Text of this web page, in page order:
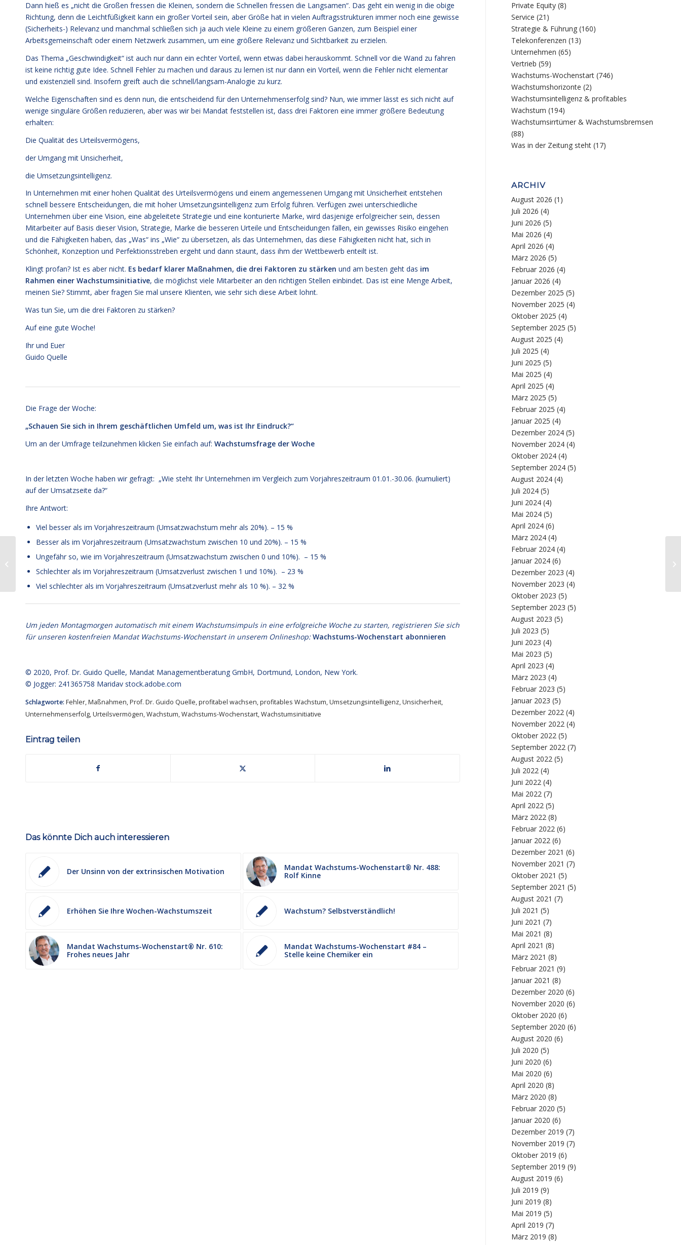
Dann hieß es „nicht die Großen fressen die Kleinen, sondern die Schnellen fressen die Langsamen“. Das geht ein wenig in die obige
Richtung, denn die Leichtfüßigkeit kann ein großer Vorteil sein, aber Größe hat in vielen Auftragsstrukturen immer noch eine gewisse
(Sicherheits-) Relevanz und manchmal schließen sich ja auch viele Kleine zu einem größeren Ganzen, zum Beispiel einer
Arbeitsgemeinschaft oder einem Netzwerk zusammen, um eine größere Relevanz und Sichtbarkeit zu erzielen.
Das Thema „Geschwindigkeit“ ist auch nur dann ein echter Vorteil, wenn etwas dabei herauskommt. Schnell vor die Wand zu fahren
ist keine richtig gute Idee. Schnell Fehler zu machen und daraus zu lernen ist nur dann ein Vorteil, wenn die Fehler nicht elementar
und existenziell sind. Insofern greift auch die schnell/langsam-Analogie zu kurz.
Welche Eigenschaften sind es denn nun, die entscheidend für den Unternehmenserfolg sind? Nun, wie immer lässt es sich nicht auf
wenige singuläre Größen reduzieren, aber was wir bei Mandat feststellen ist, dass drei Faktoren eine immer größere Bedeutung
erhalten:
Die Qualität des Urteilsvermögens,
der Umgang mit Unsicherheit,
die Umsetzungsintelligenz.
In Unternehmen mit einer hohen Qualität des Urteilsvermögens und einem angemessenen Umgang mit Unsicherheit entstehen
schnell bessere Entscheidungen, die mit hoher Umsetzungsintelligenz zum Erfolg führen. Verfügen zwei unterschiedliche
Unternehmen über eine Vision, eine abgeleitete Strategie und eine konturierte Marke, wird dasjenige erfolgreicher sein, dessen
Mitarbeiter auf Basis dieser Vision, Strategie, Marke die besseren Urteile und Entscheidungen fällen, ein gewisses Risiko eingehen
und die Fähigkeiten haben, das „Was“ ins „Wie“ zu übersetzen, als das Unternehmen, das diese Fähigkeiten nicht hat, sich in
Schönheit, Konzeption und Perfektionsstreben ergeht und dann staunt, dass ihm der Wettbewerb enteilt ist.
Klingt profan? Ist es aber nicht. Es bedarf klarer Maßnahmen, die drei Faktoren zu stärken und am besten geht das im
Rahmen einer Wachstumsinitiative, die möglichst viele Mitarbeiter an den richtigen Stellen einbindet. Das ist eine Menge Arbeit,
meinen Sie? Stimmt, aber fragen Sie mal unsere Klienten, wie sehr sich diese Arbeit lohnt.
Was tun Sie, um die drei Faktoren zu stärken?
Auf eine gute Woche!
Ihr und Euer
Guido Quelle
Die Frage der Woche:
„Schauen Sie sich in Ihrem geschäftlichen Umfeld um, was ist Ihr Eindruck?“
Um an der Umfrage teilzunehmen klicken Sie einfach auf: Wachstumsfrage der Woche
In der letzten Woche haben wir gefragt: „Wie steht Ihr Unternehmen im Vergleich zum Vorjahreszeitraum 01.01.-30.06. (kumuliert)
auf der Umsatzseite da?“
Ihre Antwort:
Viel besser als im Vorjahreszeitraum (Umsatzwachstum mehr als 20%). – 15 %
Besser als im Vorjahreszeitraum (Umsatzwachstum zwischen 10 und 20%). – 15 %
Ungefähr so, wie im Vorjahreszeitraum (Umsatzwachstum zwischen 0 und 10%). – 15 %
Schlechter als im Vorjahreszeitraum (Umsatzverlust zwischen 1 und 10%). – 23 %
Viel schlechter als im Vorjahreszeitraum (Umsatzverlust mehr als 10 %). – 32 %
Um jeden Montagmorgen automatisch mit einem Wachstumsimpuls in eine erfolgreiche Woche zu starten, registrieren Sie sich
für unseren kostenfreien Mandat Wachstums-Wochenstart in unserem Onlineshop:Wachstums-Wochenstart abonnieren
© 2020, Prof. Dr. Guido Quelle, Mandat Managementberatung GmbH, Dortmund, London, New York.
© Jogger: 241365758 Maridav stock.adobe.com
Schlagworte: Fehler,Maßnahmen,Prof. Dr. Guido Quelle,profitabel wachsen,profitables Wachstum,Umsetzungsintelligenz,Unsicherheit,
Unternehmenserfolg,Urteilsvermögen,Wachstum,Wachstums-Wochenstart,Wachstumsinitiative
Eintrag teilen
Das könnte Dich auch interessieren
Der Unsinn von der extrinsischen Motivation
Mandat Wachstums-Wochenstart® Nr. 488:
Rolf Kinne
Erhöhen Sie Ihre Wochen-Wachstumszeit Wachstum? Selbstverständlich!
Mandat Wachstums-Wochenstart® Nr. 610:
Frohes neues Jahr
Mandat Wachstums-Wochenstart #84 –
Stelle keine Chemiker ein
Private Equity (8)
Service (21)
Strategie & Führung (160)
Telekonferenzen (13)
Unternehmen (65)
Vertrieb (59)
Wachstums-Wochenstart (746)
Wachstumshorizonte (2)
Wachstumsintelligenz & profitables
Wachstum (194)
Wachstumsirrtümer & Wachstumsbremsen
(88)
Was in der Zeitung steht (17)
ARCHIV
August 2026 (1)
Juli 2026 (4)
Juni 2026 (5)
Mai 2026 (4)
April 2026 (4)
März 2026 (5)
Februar 2026 (4)
Januar 2026 (4)
Dezember 2025 (5)
November 2025 (4)
Oktober 2025 (4)
September 2025 (5)
August 2025 (4)
Juli 2025 (4)
Juni 2025 (5)
Mai 2025 (4)
April 2025 (4)
März 2025 (5)
Februar 2025 (4)
Januar 2025 (4)
Dezember 2024 (5)
November 2024 (4)
Oktober 2024 (4)
September 2024 (5)
August 2024 (4)
Juli 2024 (5)
Juni 2024 (4)
Mai 2024 (5)
April 2024 (6)
März 2024 (4)
Februar 2024 (4)
Januar 2024 (6)
Dezember 2023 (4)
November 2023 (4)
Oktober 2023 (5)
September 2023 (5)
August 2023 (5)
Juli 2023 (5)
Juni 2023 (4)
Mai 2023 (5)
April 2023 (4)
März 2023 (4)
Februar 2023 (5)
Januar 2023 (5)
Dezember 2022 (4)
November 2022 (4)
Oktober 2022 (5)
September 2022 (7)
August 2022 (5)
Juli 2022 (4)
Juni 2022 (4)
Mai 2022 (7)
April 2022 (5)
März 2022 (8)
Februar 2022 (6)
Januar 2022 (6)
Dezember 2021 (6)
November 2021 (7)
Oktober 2021 (5)
September 2021 (5)
August 2021 (7)
Juli 2021 (5)
Juni 2021 (7)
Mai 2021 (8)
April 2021 (8)
März 2021 (8)
Februar 2021 (9)
Januar 2021 (8)
Dezember 2020 (6)
November 2020 (6)
Oktober 2020 (6)
September 2020 (6)
August 2020 (6)
Juli 2020 (5)
Juni 2020 (6)
Mai 2020 (6)
April 2020 (8)
März 2020 (8)
Februar 2020 (5)
Januar 2020 (6)
Dezember 2019 (7)
November 2019 (7)
Oktober 2019 (6)
September 2019 (9)
August 2019 (6)
Juli 2019 (9)
Juni 2019 (8)
Mai 2019 (5)
April 2019 (7)
März 2019 (8)
Wochenstart Nr. 430:
Der werfe den ersten